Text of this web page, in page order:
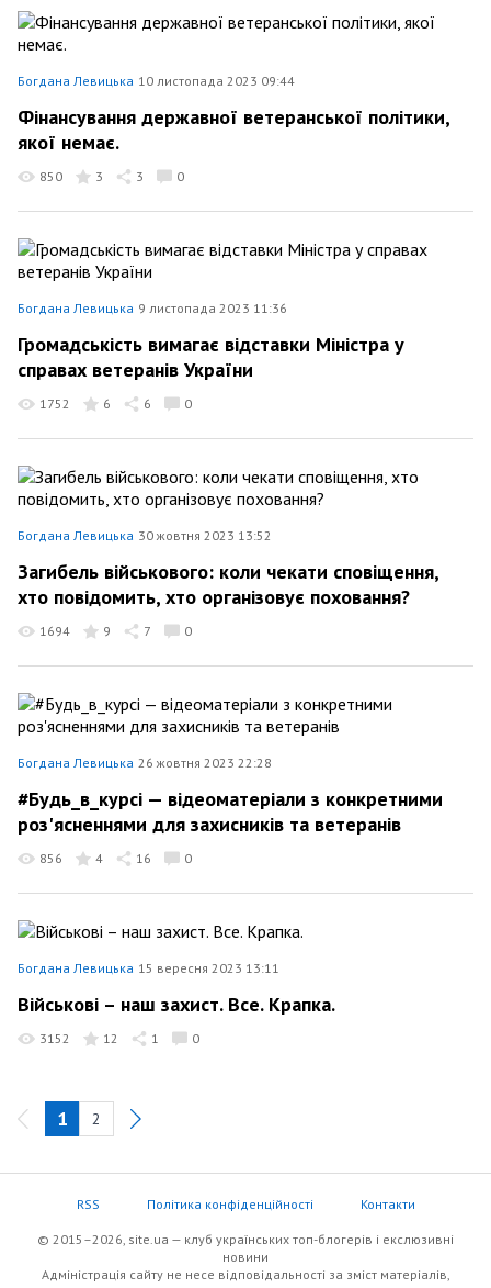
Богдана Левицька 10 листопада 2023 09:44
Фінансування державної ветеранської політики,
якої немає.
850 3 3 0
Богдана Левицька 9 листопада 2023 11:36
Громадськість вимагає відставки Міністра у
справах ветеранів України
1752 6 6 0
Богдана Левицька 30 жовтня 2023 13:52
Загибель військового: коли чекати сповіщення,
хто повідомить, хто організовує поховання?
1694 9 7 0
Богдана Левицька 26 жовтня 2023 22:28
#Будь_в_курсі — відеоматеріали з конкретними
роз'ясненнями для захисників та ветеранів
856 4 16 0
Богдана Левицька 15 вересня 2023 13:11
Військові – наш захист. Все. Крапка.
3152 12 1 0
1 2
RSS Політика конфіденційності Контакти
© 2015–2026, site.ua — клуб українських топ-блогерів i екслюзивнi
новини
Адміністрація сайту не несе відповідальності за зміст матеріалів,